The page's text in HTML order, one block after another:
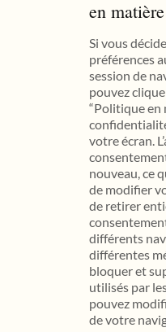
en
Si vous
préférences
session de
pouvez
“Politique en
votre écran.
nouveau, ce
de modifier
de retirer
différents
différentes
bloquer et
utilisés par
pouvez
de votre